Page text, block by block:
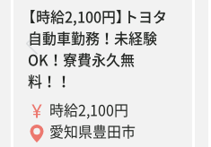
【時給2,100円】トヨタ
自動車勤務！未経験
OK！寮費永久無
料！！
時給2,100円
愛知県豊田市